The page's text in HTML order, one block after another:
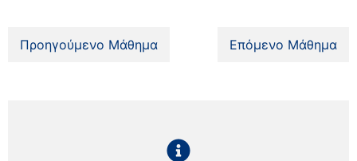
Προηγούμενο Μάθημα Επόμενο Μάθημα